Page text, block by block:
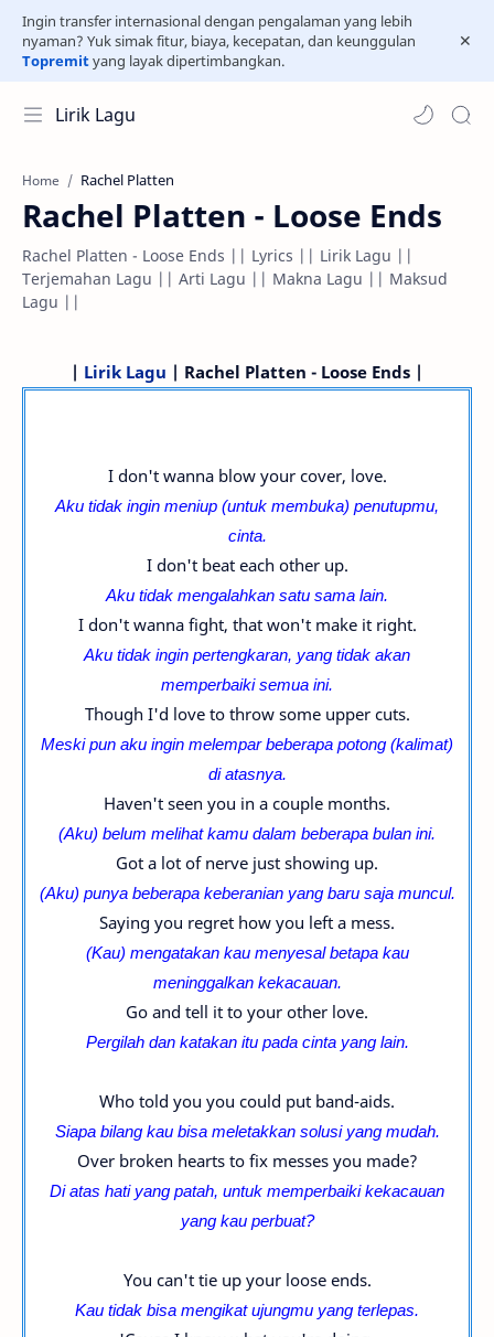
Ingin transfer internasional dengan pengalaman yang lebih
nyaman? Yuk simak fitur, biaya, kecepatan, dan keunggulan
Topremityang layak dipertimbangkan.
Lirik Lagu
Home Rachel Platten
Rachel Platten - Loose Ends
Rachel Platten - Loose Ends || Lyrics || Lirik Lagu ||
Terjemahan Lagu || Arti Lagu || Makna Lagu || Maksud
Lagu ||
| Lirik Lagu | Rachel Platten - Loose Ends |
I don't wanna blow your cover, love.
Aku tidak ingin meniup (untuk membuka) penutupmu,
cinta.
I don't beat each other up.
Aku tidak mengalahkan satu sama lain.
I don't wanna fight, that won't make it right.
Aku tidak ingin pertengkaran, yang tidak akan
memperbaiki semua ini.
Though I'd love to throw some upper cuts.
Meski pun aku ingin melempar beberapa potong (kalimat)
di atasnya.
Haven't seen you in a couple months.
(Aku) belum melihat kamu dalam beberapa bulan ini.
Got a lot of nerve just showing up.
(Aku) punya beberapa keberanian yang baru saja muncul.
Saying you regret how you left a mess.
(Kau) mengatakan kau menyesal betapa kau
meninggalkan kekacauan.
Go and tell it to your other love.
Pergilah dan katakan itu pada cinta yang lain.
Who told you you could put band-aids.
Siapa bilang kau bisa meletakkan solusi yang mudah.
Over broken hearts to fix messes you made?
Di atas hati yang patah, untuk memperbaiki kekacauan
yang kau perbuat?
You can't tie up your loose ends.
Kau tidak bisa mengikat ujungmu yang terlepas.